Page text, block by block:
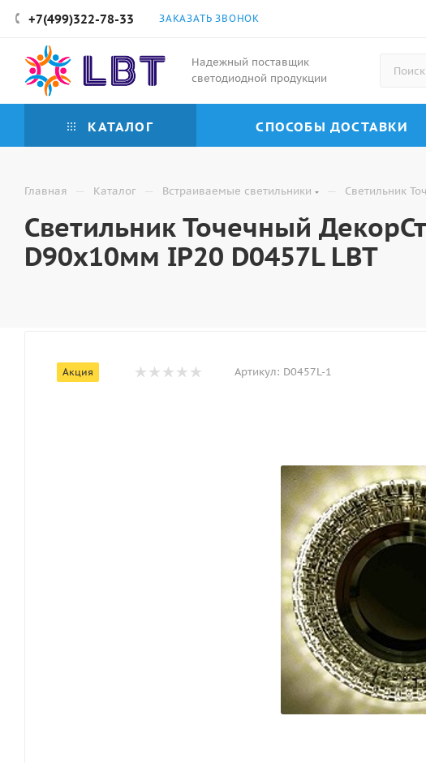
+7(499)322-78-33 ЗАКАЗАТЬ ЗВОНОК
Надежный поставщик
светодиодной продукции
КАТАЛОГ СПОСОБЫ ДОСТАВКИ
Главная — Каталог — Встраиваемые светильники — Светильник
Светильник Точечный
D90х10мм IP20 D0457L LBT
Акция Артикул: D0457L-1